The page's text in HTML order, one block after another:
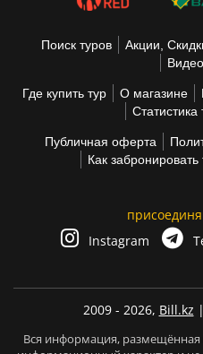
Поиск туров Акции,
Где купить тур О магазине
Статистика
Публичная оферта
Как забронировать
Instagram
2009 - 2026, Bill.kz
Вся информация, размещённая